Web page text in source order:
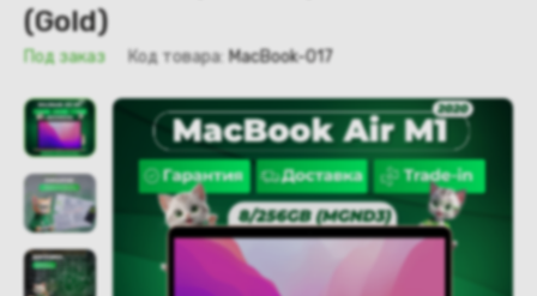
(Gold)
Под заказ Код товара: MacBook-017